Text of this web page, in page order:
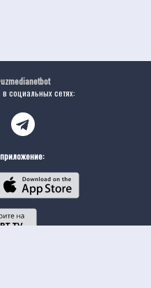
социальных сетях: